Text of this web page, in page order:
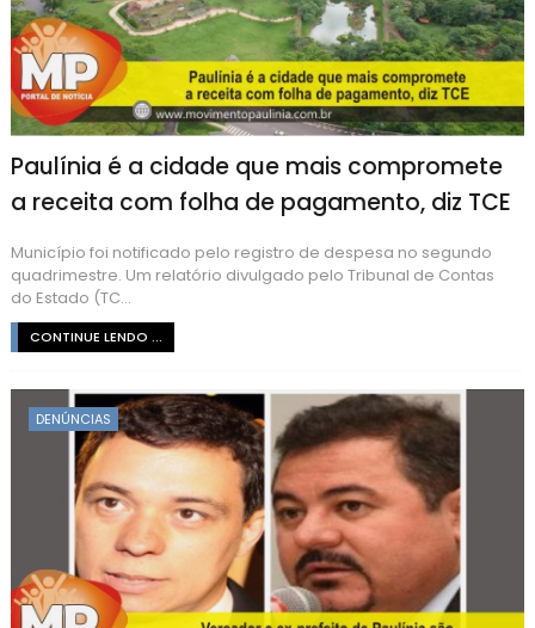
Paulínia é a cidade que mais compromete
a receita com folha de pagamento, diz TCE
Município foi notificado pelo registro de despesa no segundo
quadrimestre. Um relatório divulgado pelo Tribunal de Contas
do Estado (TC...
CONTINUE LENDO ...
DENÚNCIAS